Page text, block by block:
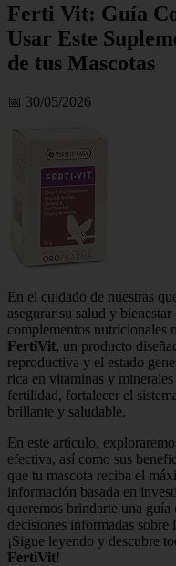
Ferti Vit: Guía
Usar Este
de tus Mascotas
📅 30/05/2026
En el cuidado de nuestras
asegurar su salud y
complementos nutricionales
FertiVit, un producto
reproductiva y el estado
rica en vitaminas y
fertilidad, fortalecer el
brillante y saludable.
En este artículo,
efectiva, así como sus
que tu mascota reciba el
información basada en
queremos brindarte una
decisiones informadas sobre
¡Sigue leyendo y descubre
FertiVit!